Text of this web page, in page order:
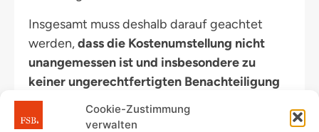
Cookie-Zustimmung
verwalten
Insgesamt muss deshalb darauf geachtet
werden,dass die Kostenumstellung nicht
unangemessen ist und insbesondere zu
keiner ungerechtfertigten Benachteiligung
einzelner Eigentümer führt
ist an die Stelle des bisherigen